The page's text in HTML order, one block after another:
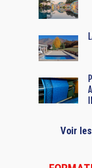
Voir